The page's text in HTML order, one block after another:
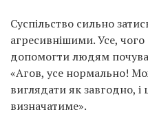
Суспільство сильно
агресивнішими. Усе, чого
допомогти людям
«Агов, усе нормально!
виглядати як завгодно, і
визначатиме».